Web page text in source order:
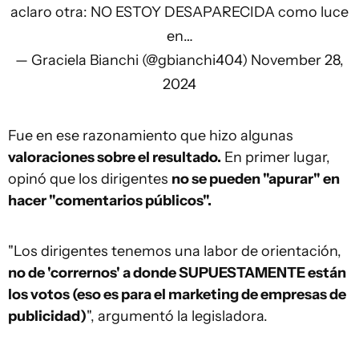
aclaro otra: NO ESTOY DESAPARECIDA como luce
en…
— Graciela Bianchi (@gbianchi404) November 28,
2024
Fue en ese razonamiento que hizo algunas
valoraciones sobre el resultado. En primer lugar,
opinó que los dirigentes no se pueden "apurar" en
hacer "comentarios públicos".
"Los dirigentes tenemos una labor de orientación,
no de 'corrernos' a donde SUPUESTAMENTE están
los votos (eso es para el marketing de empresas de
publicidad)", argumentó la legisladora.